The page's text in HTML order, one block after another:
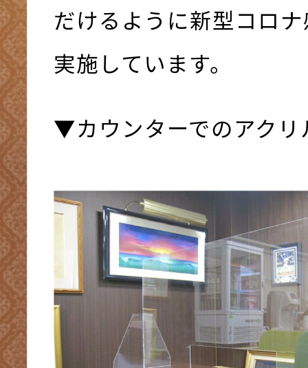
だけるように新型コロ
実施しています。
▼カウンターでのアクリ